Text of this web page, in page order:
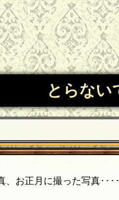
とらない
お正月に撮った写真･･